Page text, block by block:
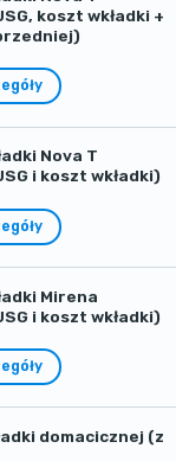
koszt wkładki +
Nova T
i koszt wkładki)
Mirena
i koszt wkładki)
domacicznej (z